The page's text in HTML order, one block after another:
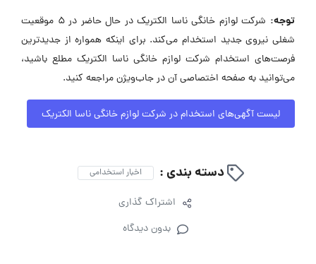
توجه:
شرکت لوازم خانگی ناسا الکتریک در حال حاضر در ۵ موقعیت
شغلی نیروی جدید استخدام می‌کند. برای اینکه همواره از جدیدترین
فرصت‌های استخدام شرکت لوازم خانگی ناسا الکتریک مطلع باشید،
می‌توانید به صفحه اختصاصی آن در جاب‌ویژن مراجعه کنید.
لیست آگهی‌های استخدام در شرکت لوازم خانگی ناسا الکتریک
دسته بندی : اخبار استخدامی
اشتراک گذاری
بدون دیدگاه